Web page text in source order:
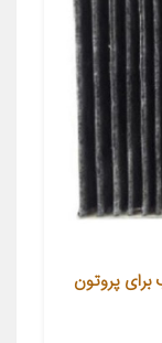
خودرو مدل 110 مناسب برای پروتون